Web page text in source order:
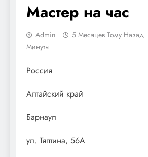
Мастер на час
Admin 5 Месяцев Тому Назад
Минуты
Россия
Алтайский край
Барнаул
ул. Тяптина, 56А